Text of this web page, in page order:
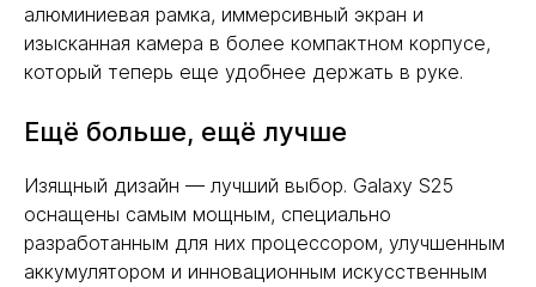
алюминиевая рамка, иммерсивный экран и
изысканная камера в более компактном корпусе,
который теперь еще удобнее держать в руке.
Ещё больше, ещё лучше
Изящный дизайн — лучший выбор. Galaxy S25
оснащены самым мощным, специально
разработанным для них процессором, улучшенным
аккумулятором и инновационным искусственным